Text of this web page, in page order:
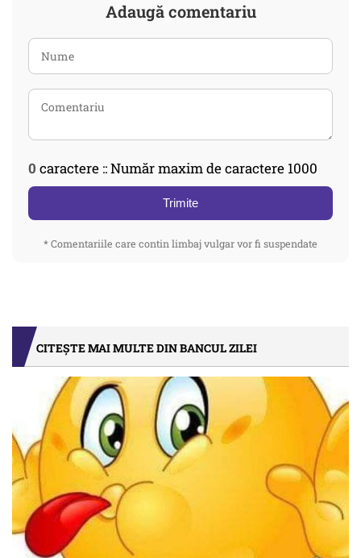
Adaugă comentariu
0 caractere :: Număr maxim de caractere 1000
Trimite
* Comentariile care contin limbaj vulgar vor fi suspendate
CITEȘTE MAI MULTE DIN BANCUL ZILEI